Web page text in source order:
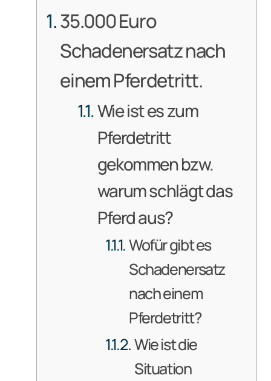
35.000 Euro
Schadenersatz nach
einem Pferdetritt.
Wie ist es zum
Pferdetritt
gekommen bzw.
warum schlägt das
Pferd aus?
Wofür gibt es
Schadenersatz
nach einem
Pferdetritt?
Wie ist die
Situation